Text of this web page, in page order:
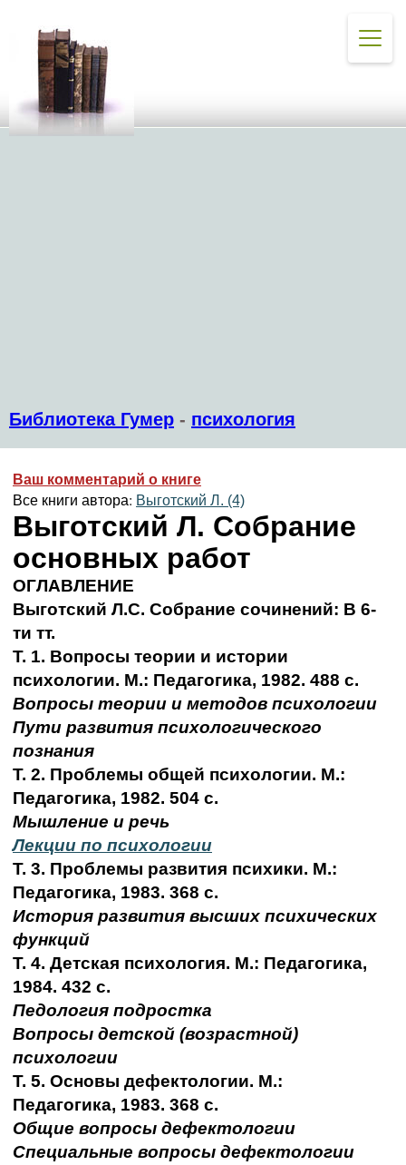
Библиотека Гумер - психология
Ваш комментарий о книге
Все книги автора: Выготский Л. (4)
Выготский Л. Собрание
основных работ
ОГЛАВЛЕНИЕ
Выготский Л.С. Собрание сочинений: В 6-
ти тт.
Т. 1. Вопросы теории и истории
психологии. М.: Педагогика, 1982. 488 с.
Вопросы теории и методов психологии
Пути развития психологического
познания
Т. 2. Проблемы общей психологии. М.:
Педагогика, 1982. 504 с.
Мышление и речь
Лекции по психологии
Т. 3. Проблемы развития психики. М.:
Педагогика, 1983. 368 с.
История развития высших психических
функций
Т. 4. Детская психология. М.: Педагогика,
1984. 432 с.
Педология подростка
Вопросы детской (возрастной)
психологии
Т. 5. Основы дефектологии. М.:
Педагогика, 1983. 368 с.
Общие вопросы дефектологии
Специальные вопросы дефектологии